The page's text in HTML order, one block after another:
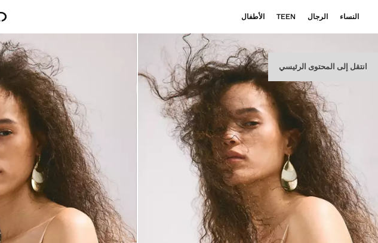
انتقل إلى المحتوى الرئيسي
النساء الرجال TEEN الأطفال